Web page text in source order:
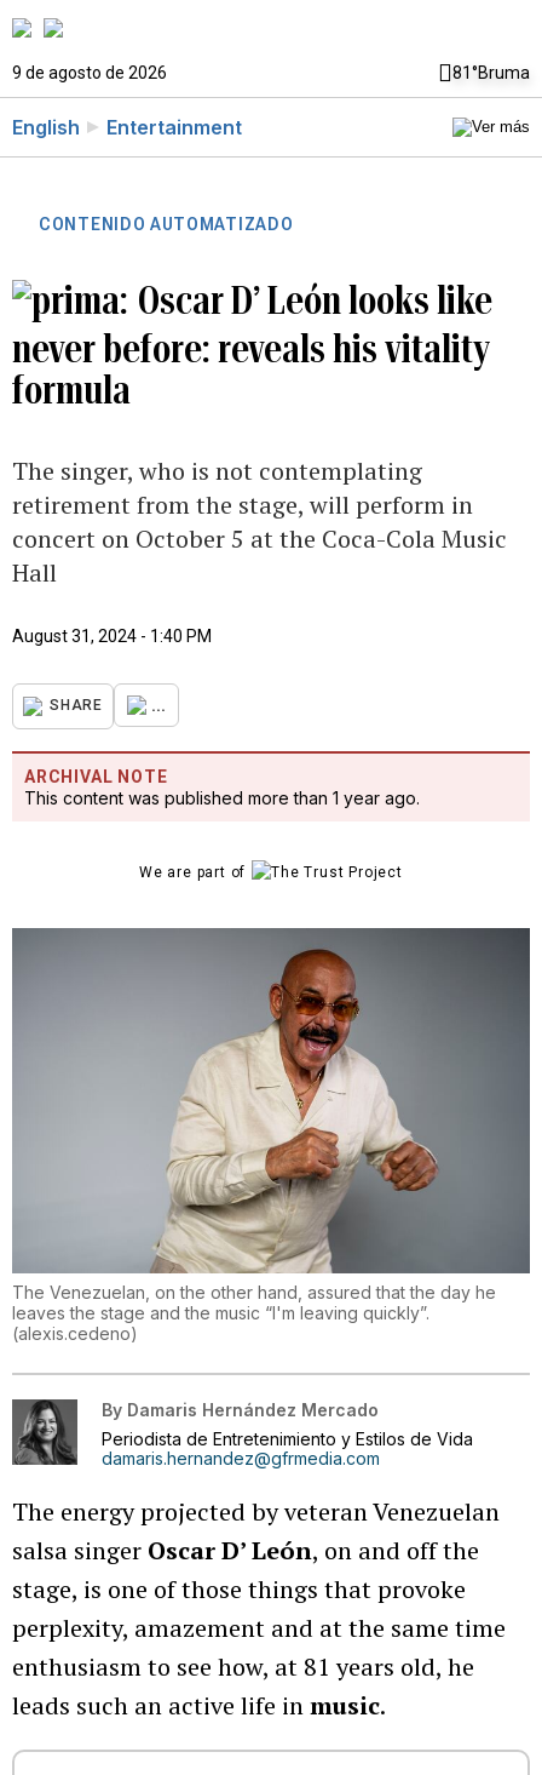
9 de agosto de 2026 81°Bruma
English Entertainment
CONTENIDO AUTOMATIZADO
Oscar D’ León looks like
never before: reveals his vitality
formula
The singer, who is not contemplating
retirement from the stage, will perform in
concert on October 5 at the Coca-Cola Music
Hall
August 31, 2024 - 1:40 PM
SHARE ...
ARCHIVAL NOTE
This content was published more than 1 year ago.
We are part of
The Venezuelan, on the other hand, assured that the day he
leaves the stage and the music “I'm leaving quickly”.
(alexis.cedeno)
By Damaris Hernández Mercado
Periodista de Entretenimiento y Estilos de Vida
damaris.hernandez@gfrmedia.com
The energy projected by veteran Venezuelan
salsa singer Oscar D’ León, on and off the
stage, is one of those things that provoke
perplexity, amazement and at the same time
enthusiasm to see how, at 81 years old, he
leads such an active life inmusic.